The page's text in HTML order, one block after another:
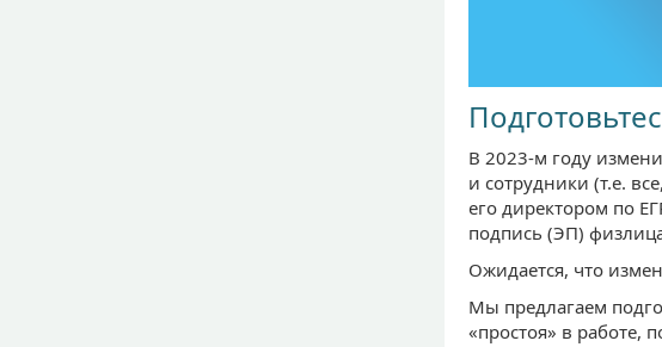
В 2023-м году
и сотрудники (т.е.
его директором по
подпись (ЭП)
Ожидается, что
Мы предлагаем
«простоя» в работе,